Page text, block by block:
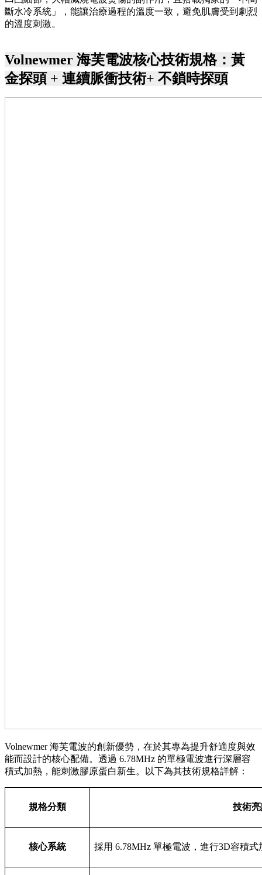
斷水冷系統」，能讓治療過程的溫度一致，避免肌膚受到劇烈
的溫度刺激。
Volnewmer 海芙電波核心技術規格：黃
金探頭 + 連續脈衝技術+ 不鎖時探頭
Volnewmer 海芙電波的創新優勢，在於其專為提升舒適度與效
能而設計的核心配備。透過 6.78MHz 的單極電波進行深層容
積式加熱，能刺激膠原蛋白新生。以下為其技術規格詳解：
規格分類 技術
核心系統 採用 6.78MHz 單極電波，進行3D容積式